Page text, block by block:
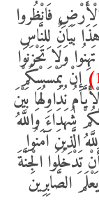
فَانْظُروا
هَذَا بَيَانٌ لِلنَّاسِ
وَلَا تَحْزَنُوا
إِنْ يَمْسَسْكُمْ
نُدَاوِلُهَا بَيْنَ
شُهَدَاءَ وَاللَّهُ
الَّذِينَ آَمَنُوا
الْجَنَّةَ
الصَّابِرِينَ